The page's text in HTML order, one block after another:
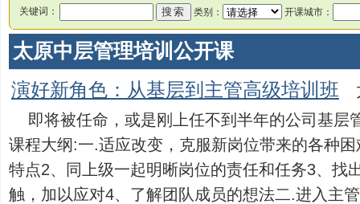
关键词： 类别： 开课城市：
太原中层管理培训公开课
演好新角色：从基层到主管高级培训班
即将被任命，或是刚上任不到半年的公司基层
课程大纲:一.适应改变，克服新岗位带来的各种
特点2、同上级一起明晰岗位的责任和任务3、找
触，加以应对4、了解团队成员的想法二.进入主